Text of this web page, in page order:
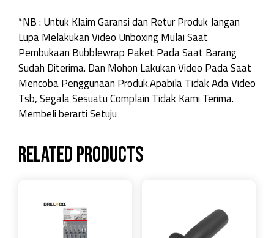
*NB : Untuk Klaim Garansi dan Retur Produk Jangan
Lupa Melakukan Video Unboxing Mulai Saat
Pembukaan Bubblewrap Paket Pada Saat Barang
Sudah Diterima. Dan Mohon Lakukan Video Pada Saat
Mencoba Penggunaan Produk.Apabila Tidak Ada Video
Tsb, Segala Sesuatu Complain Tidak Kami Terima.
Membeli berarti Setuju
Related products